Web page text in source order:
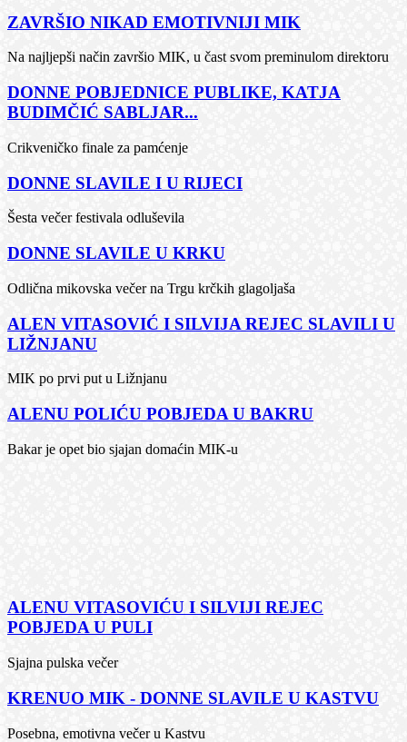
ZAVRŠIO NIKAD EMOTIVNIJI MIK
Na najljepši način završio MIK, u čast svom preminulom direktoru
DONNE POBJEDNICE PUBLIKE, KATJA
BUDIMČIĆ SABLJAR...
Crikveničko finale za pamćenje
DONNE SLAVILE I U RIJECI
Šesta večer festivala odluševila
DONNE SLAVILE U KRKU
Odlična mikovska večer na Trgu krčkih glagoljaša
ALEN VITASOVIĆ I SILVIJA REJEC SLAVILI U
LIŽNJANU
MIK po prvi put u Ližnjanu
ALENU POLIĆU POBJEDA U BAKRU
Bakar je opet bio sjajan domaćin MIK-u
ALENU VITASOVIĆU I SILVIJI REJEC
POBJEDA U PULI
Sjajna pulska večer
KRENUO MIK - DONNE SLAVILE U KASTVU
Posebna, emotivna večer u Kastvu